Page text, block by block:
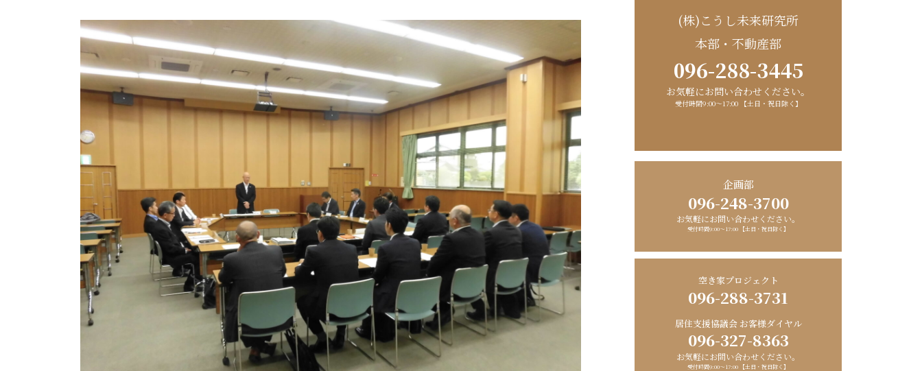
(株)こうし未来研究所
本部・不動産部
096-288-3445
お気軽にお問い合わせください。
受付時間9:00〜17:00 【土日・祝日除く】
企画部
096-248-3700
お気軽にお問い合わせください。
受付時間9:00〜17:00 【土日・祝日除く】
空き家プロジェクト
096-288-3731
居住支援協議会 お客様ダイヤル
096-327-8363
お気軽にお問い合わせください。
受付時間9:00〜17:00 【土日・祝日除く】